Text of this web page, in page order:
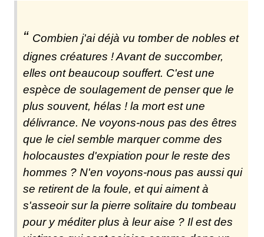
Combien j'ai déjà vu tomber de nobles et
dignes créatures ! Avant de succomber,
elles ont beaucoup souffert. C'est une
espèce de soulagement de penser que le
plus souvent, hélas ! la mort est une
délivrance. Ne voyons-nous pas des êtres
que le ciel semble marquer comme des
holocaustes d'expiation pour le reste des
hommes ? N'en voyons-nous pas aussi qui
se retirent de la foule, et qui aiment à
s'asseoir sur la pierre solitaire du tombeau
pour y méditer plus à leur aise ? Il est des